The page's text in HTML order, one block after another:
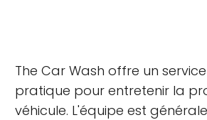
The Car Wash offre un
pratique pour entretenir la
véhicule. L'équipe est